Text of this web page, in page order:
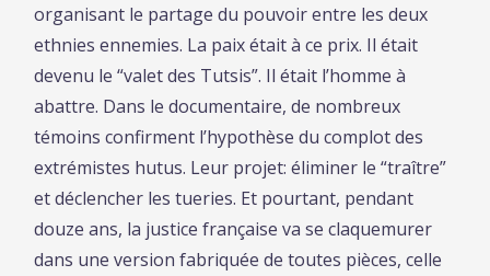
organisant le partage du pouvoir entre les deux
ethnies ennemies. La paix était à ce prix. Il était
devenu le “valet des Tutsis”. Il était l’homme à
abattre. Dans le documentaire, de nombreux
témoins confirment l’hypothèse du complot des
extrémistes hutus. Leur projet: éliminer le “traître”
et déclencher les tueries. Et pourtant, pendant
douze ans, la justice française va se claquemurer
dans une version fabriquée de toutes pièces, celle